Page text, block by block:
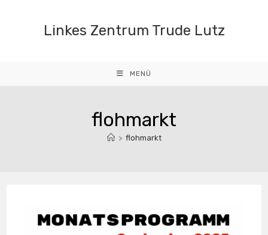
Linkes Zentrum Trude Lutz
MENÜ
flohmarkt
> flohmarkt